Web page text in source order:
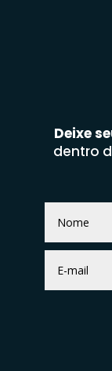
Deixe
dentro